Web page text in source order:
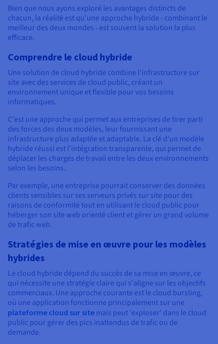
Bien que nous ayons exploré les avantages distincts de
chacun, la réalité est qu'une approche hybride - combinant le
meilleur des deux mondes - est souvent la solution la plus
efficace.
Comprendre le cloud hybride
Une solution de cloud hybride combine l'infrastructure sur
site avec des services de cloud public, créant un
environnement unique et flexible pour vos besoins
informatiques.
C'est une approche qui permet aux entreprises de tirer parti
des forces des deux modèles, leur fournissant une
infrastructure plus adaptée et adaptable. La clé d'un modèle
hybride réussi est l'intégration transparente, qui permet de
déplacer les charges de travail entre les deux environnements
selon les besoins.
Par exemple, une entreprise pourrait conserver des données
clients sensibles sur ses serveurs privés sur site pour des
raisons de conformité tout en utilisant le cloud public pour
héberger son site web orienté client et gérer un grand volume
de trafic web.
Stratégies de mise en œuvre pour les modèles
hybrides
Le cloud hybride dépend du succès de sa mise en œuvre, ce
qui nécessite une stratégie claire qui s'aligne sur les objectifs
commerciaux. Une approche courante est le cloud bursting,
où une application fonctionne principalement sur une
plateforme cloud sur site mais peut 'exploser' dans le cloud
public pour gérer des pics inattendus de trafic ou de
demande.